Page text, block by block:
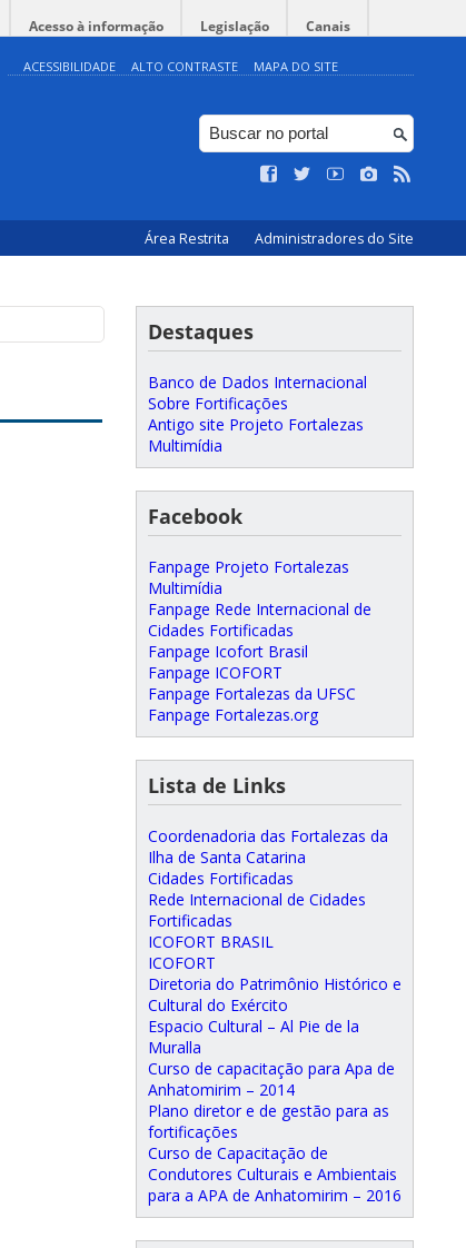
Acesso à informação Legislação Canais
ACESSIBILIDADE ALTO CONTRASTE MAPA DO SITE
Área Restrita Administradores do Site
Destaques
Banco de Dados Internacional
Sobre Fortificações
Antigo site Projeto Fortalezas
Multimídia
Facebook
Fanpage Projeto Fortalezas
Multimídia
Fanpage Rede Internacional de
Cidades Fortificadas
Fanpage Icofort Brasil
Fanpage ICOFORT
Fanpage Fortalezas da UFSC
Fanpage Fortalezas.org
Lista de Links
Coordenadoria das Fortalezas da
Ilha de Santa Catarina
Cidades Fortificadas
Rede Internacional de Cidades
Fortificadas
ICOFORT BRASIL
ICOFORT
Diretoria do Patrimônio Histórico e
Cultural do Exército
Espacio Cultural – Al Pie de la
Muralla
Curso de capacitação para Apa de
Anhatomirim – 2014
Plano diretor e de gestão para as
fortificações
Curso de Capacitação de
Condutores Culturais e Ambientais
para a APA de Anhatomirim – 2016